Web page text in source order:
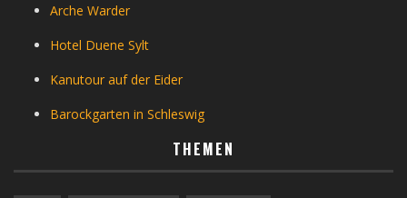
Arche Warder
Hotel Duene Sylt
Kanutour auf der Eider
Barockgarten in Schleswig
THEMEN